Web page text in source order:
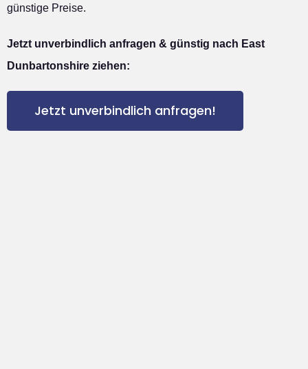
günstige Preise.
Jetzt unverbindlich anfragen & günstig nach East
Dunbartonshire ziehen:
Jetzt unverbindlich anfragen!